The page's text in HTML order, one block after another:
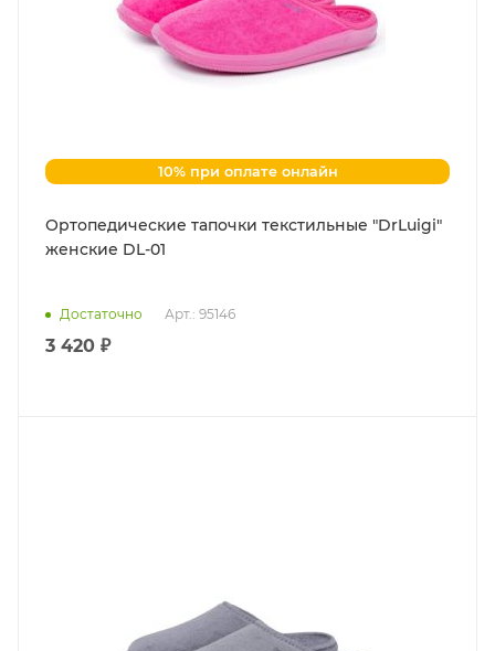
10% при оплате онлайн
Ортопедические тапочки текстильные "DrLuigi"
женские DL-01
Достаточно Арт.: 95146
3 420 ₽